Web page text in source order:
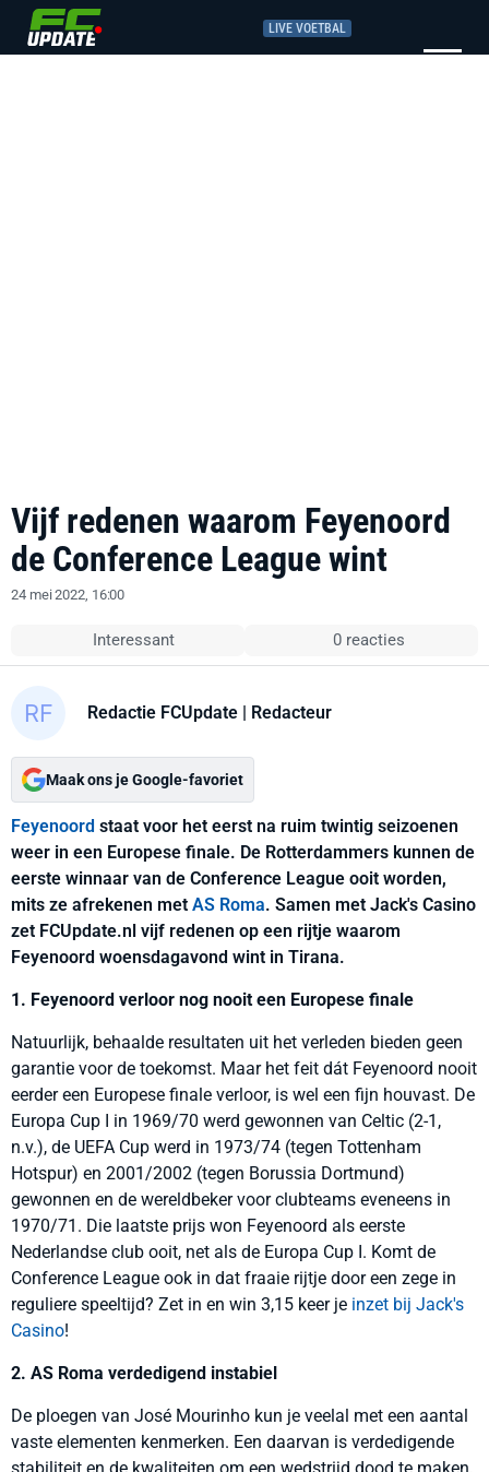
LIVE VOETBAL
Vijf redenen waarom Feyenoord
de Conference League wint
24 mei 2022, 16:00
Interessant 0 reacties
Redactie FCUpdate | Redacteur
Maak ons je Google-favoriet
Feyenoord staat voor het eerst na ruim twintig seizoenen
weer in een Europese finale. De Rotterdammers kunnen de
eerste winnaar van de Conference League ooit worden,
mits ze afrekenen met AS Roma. Samen met Jack's Casino
zet FCUpdate.nl vijf redenen op een rijtje waarom
Feyenoord woensdagavond wint in Tirana.
1. Feyenoord verloor nog nooit een Europese finale
Natuurlijk, behaalde resultaten uit het verleden bieden geen
garantie voor de toekomst. Maar het feit dát Feyenoord nooit
eerder een Europese finale verloor, is wel een fijn houvast. De
Europa Cup I in 1969/70 werd gewonnen van Celtic (2-1,
n.v.), de UEFA Cup werd in 1973/74 (tegen Tottenham
Hotspur) en 2001/2002 (tegen Borussia Dortmund)
gewonnen en de wereldbeker voor clubteams eveneens in
1970/71. Die laatste prijs won Feyenoord als eerste
Nederlandse club ooit, net als de Europa Cup I. Komt de
Conference League ook in dat fraaie rijtje door een zege in
reguliere speeltijd? Zet in en win 3,15 keer je inzet bij Jack's
Casino!
2. AS Roma verdedigend instabiel
De ploegen van José Mourinho kun je veelal met een aantal
vaste elementen kenmerken. Een daarvan is verdedigende